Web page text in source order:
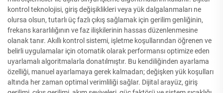
kontrol teknolojisi, giriş değişiklikleri veya yük dalgalanmaları ne
olursa olsun, tutarlı üç fazlı çıkış sağlamak için gerilim genliğinin,
frekans kararlılığının ve faz ilişkilerinin hassas düzenlenmesine
olanak tanır. Akıllı kontrol sistemi, işletme koşullarından öğrenen ve
belirli uygulamalar için otomatik olarak performansı optimize eden
uyarlamalı algoritmalarla donatılmıştır. Bu kendiliğinden ayarlama
özelliği, manuel ayarlamaya gerek kalmadan; değişken yük koşulları
altında her zaman optimal verimliliği sağlar. Dijital arayüz, giriş